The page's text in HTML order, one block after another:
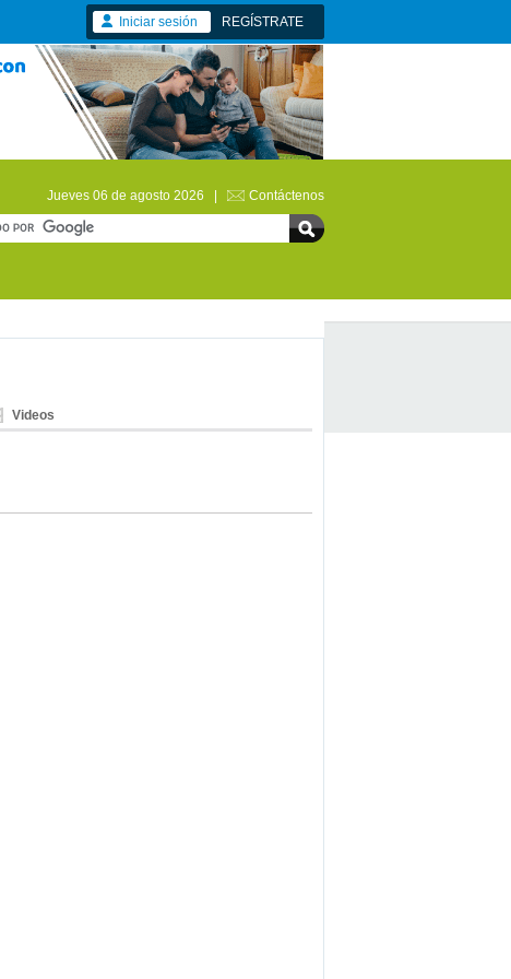
Iniciar sesión REGÍSTRATE
Jueves 06 de agosto 2026 | Contáctenos
Videos